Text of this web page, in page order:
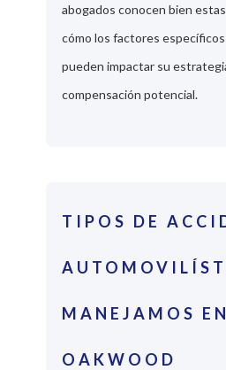
abogados conocen bien
cómo los factores
pueden impactar su
compensación potencial.
TIPOS DE
MANEJAMOS EN
OAKWOOD